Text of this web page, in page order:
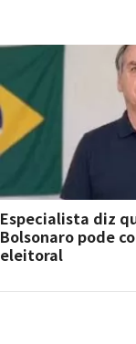
Especialista diz
Bolsonaro pode
eleitoral